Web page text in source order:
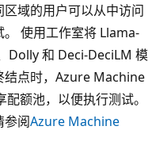
域的用户可以从中访问
使用工作室将 Llama-
和 Deci-DeciLM 模
结点时，Azure Machine
额池，以便执行测试。
参阅Azure Machine